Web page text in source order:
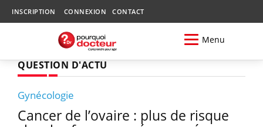
INSCRIPTION CONNEXION CONTACT
Menu
QUESTION D'ACTU
Gynécologie
Cancer de l’ovaire : plus de risque